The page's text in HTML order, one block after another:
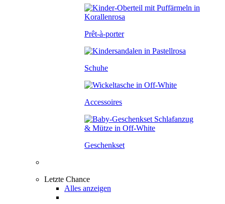
Prêt-à-porter
Schuhe
Accessoires
Geschenkset
Letzte Chance
Alles anzeigen